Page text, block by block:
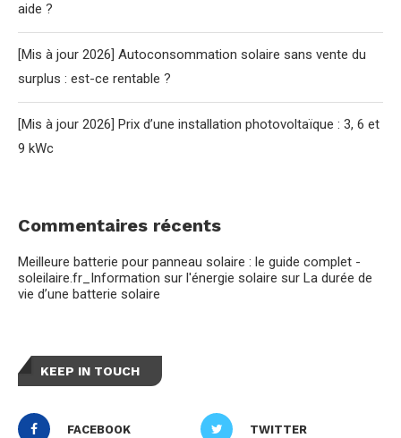
aide ?
[Mis à jour 2026] Autoconsommation solaire sans vente du
surplus : est-ce rentable ?
[Mis à jour 2026] Prix d’une installation photovoltaïque : 3, 6 et
9 kWc
Commentaires récents
Meilleure batterie pour panneau solaire : le guide complet -
soleilaire.fr_Information sur l'énergie solaire sur La durée de
vie d’une batterie solaire
KEEP IN TOUCH
FACEBOOK TWITTER